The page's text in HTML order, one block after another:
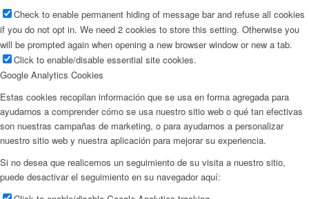
Check to enable permanent hiding of message bar and refuse all cookies
if you do not opt in. We need 2 cookies to store this setting. Otherwise you
will be prompted again when opening a new browser window or new a tab.
Click to enable/disable essential site cookies.
Google Analytics Cookies
Estas cookies recopilan información que se usa en forma agregada para
ayudarnos a comprender cómo se usa nuestro sitio web o qué tan efectivas
son nuestras campañas de marketing, o para ayudarnos a personalizar
nuestro sitio web y nuestra aplicación para mejorar su experiencia.
Si no desea que realicemos un seguimiento de su visita a nuestro sitio,
puede desactivar el seguimiento en su navegador aquí: